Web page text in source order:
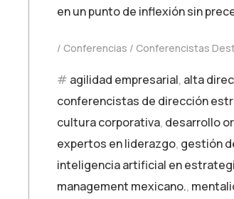
en un punto de inflexión sin
Conferencias Conferencistas
agilidad empresarial, alta
conferencistas de dirección
cultura corporativa, desarrollo
expertos en liderazgo, gestión
inteligencia artificial en
management mexicano.,